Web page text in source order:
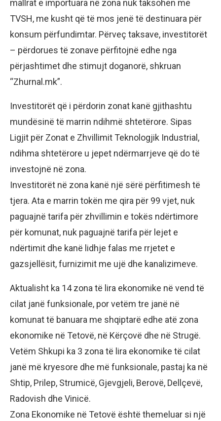
mallrat e importuara në zona nuk taksohen me
TVSH, me kusht që të mos jenë të destinuara për
konsum përfundimtar. Përveç taksave, investitorët
– përdorues të zonave përfitojnë edhe nga
përjashtimet dhe stimujt doganorë, shkruan
“Zhurnal.mk”.
Investitorët që i përdorin zonat kanë gjithashtu
mundësinë të marrin ndihmë shtetërore. Sipas
Ligjit për Zonat e Zhvillimit Teknologjik Industrial,
ndihma shtetërore u jepet ndërmarrjeve që do të
investojnë në zona.
Investitorët në zona kanë një sërë përfitimesh të
tjera. Ata e marrin tokën me qira për 99 vjet, nuk
paguajnë tarifa për zhvillimin e tokës ndërtimore
për komunat, nuk paguajnë tarifa për lejet e
ndërtimit dhe kanë lidhje falas me rrjetet e
gazsjellësit, furnizimit me ujë dhe kanalizimeve.
Aktualisht ka 14 zona të lira ekonomike në vend të
cilat janë funksionale, por vetëm tre janë në
komunat të banuara me shqiptarë edhe atë zona
ekonomike në Tetovë, në Kërçovë dhe në Strugë.
Vetëm Shkupi ka 3 zona të lira ekonomike të cilat
janë më kryesore dhe më funksionale, pastaj ka në
Shtip, Prilep, Strumicë, Gjevgjeli, Berovë, Dellçevë,
Radovish dhe Vinicë.
Zona Ekonomike në Tetovë është themeluar si një